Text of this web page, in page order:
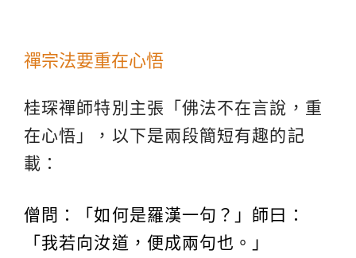
禪宗法要重在心悟
桂琛禪師特別主張「佛法不在言說，重
在心悟」，以下是兩段簡短有趣的記
載：
僧問：「如何是羅漢一句？」師曰：
「我若向汝道，便成兩句也。」